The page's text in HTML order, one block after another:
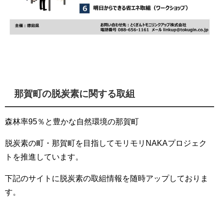
那賀町の脱炭素に関する取組
森林率95％と豊かな自然環境の那賀町
脱炭素の町・那賀町を目指してモリモリNAKAプロジェク
トを推進しています。
下記のサイトに脱炭素の取組情報を随時アップしておりま
す。